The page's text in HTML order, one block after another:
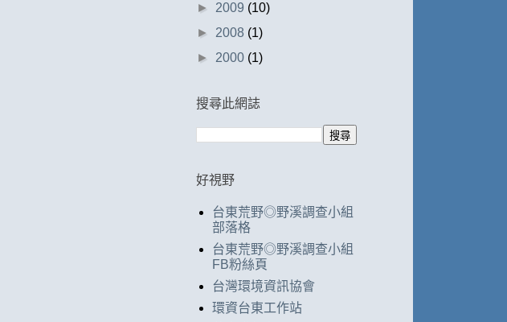
► 2009 (10)
► 2008 (1)
► 2000 (1)
搜尋此網誌
好視野
台東荒野◎野溪調查小組
部落格
台東荒野◎野溪調查小組
FB粉絲頁
台灣環境資訊協會
環資台東工作站